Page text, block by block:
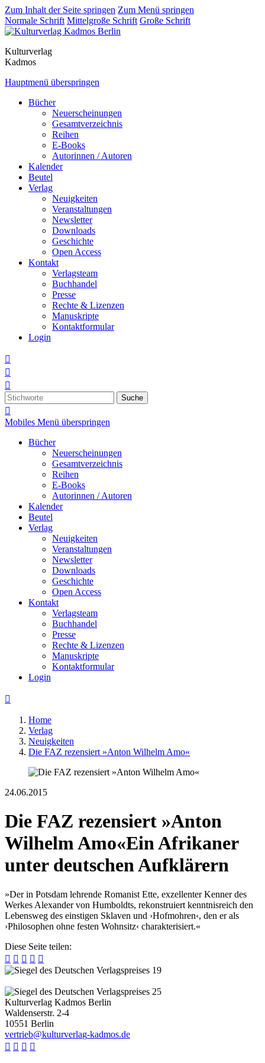
Zum Inhalt der Seite springen Zum Menü springen
Normale Schrift Mittelgroße Schrift Große Schrift
Kulturverlag
Kadmos
Hauptmenü überspringen
Bücher
Neuerscheinungen
Gesamtverzeichnis
Reihen
E-Books
Autorinnen / Autoren
Kalender
Beutel
Verlag
Neuigkeiten
Veranstaltungen
Newsletter
Downloads
Geschichte
Open Access
Kontakt
Verlagsteam
Buchhandel
Presse
Rechte & Lizenzen
Manuskripte
Kontaktformular
Login



Suche

Mobiles Menü überspringen
Bücher
Neuerscheinungen
Gesamtverzeichnis
Reihen
E-Books
Autorinnen / Autoren
Kalender
Beutel
Verlag
Neuigkeiten
Veranstaltungen
Newsletter
Downloads
Geschichte
Open Access
Kontakt
Verlagsteam
Buchhandel
Presse
Rechte & Lizenzen
Manuskripte
Kontaktformular
Login

Home
Verlag
Neuigkeiten
Die FAZ rezensiert »Anton Wilhelm Amo«
24.06.2015
Die FAZ rezensiert »Anton
Wilhelm Amo«Ein Afrikaner
unter deutschen Aufklärern
»Der in Potsdam lehrende Romanist Ette, exzellenter Kenner des
Werkes Alexander von Humboldts, rekonstruiert kenntnisreich den
Lebensweg des einstigen Sklaven und ›Hofmohren‹, den er als
›Philosophen ohne festen Wohnsitz‹ charakterisiert.«
Diese Seite teilen:
    
Kulturverlag Kadmos Berlin
Waldenserstr. 2-4
10551 Berlin
vertrieb@kulturverlag-kadmos.de
   